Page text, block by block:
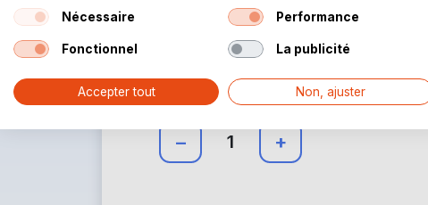
Sélectionnez le nombre correct
– +
Nécessaire Performance
Fonctionnel La publicité
Accepter tout Non, ajuster